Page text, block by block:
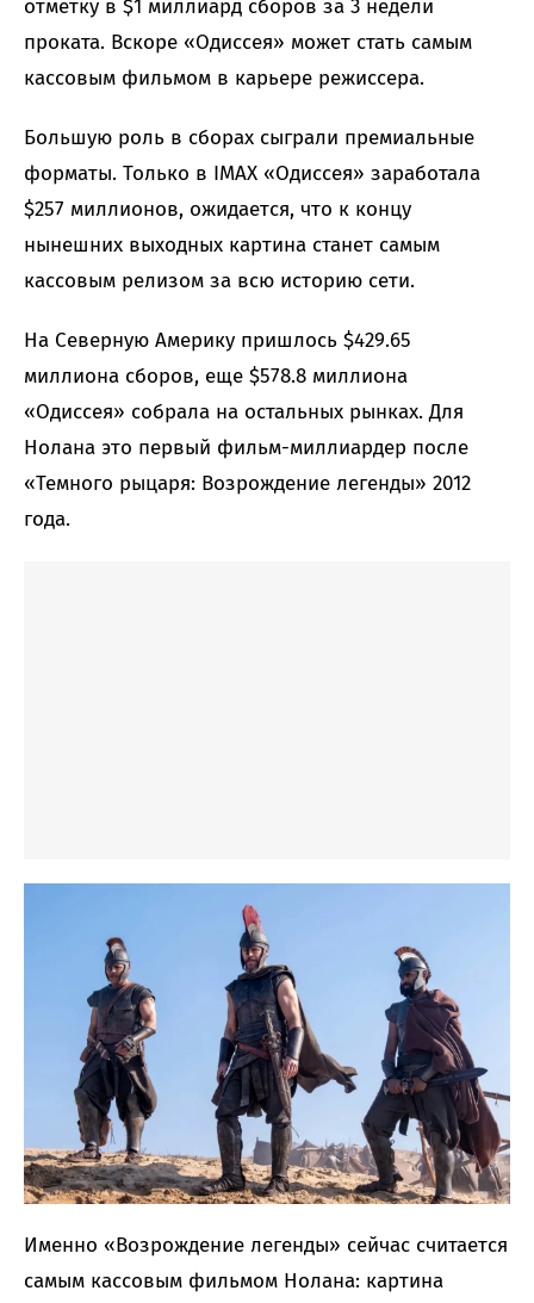
отметку в $1 миллиард сборов за 3 недели
проката. Вскоре «Одиссея» может стать самым
кассовым фильмом в карьере режиссера.
Большую роль в сборах сыграли премиальные
форматы. Только в IMAX «Одиссея» заработала
$257 миллионов, ожидается, что к концу
нынешних выходных картина станет самым
кассовым релизом за всю историю сети.
На Северную Америку пришлось $429.65
миллиона сборов, еще $578.8 миллиона
«Одиссея» собрала на остальных рынках. Для
Нолана это первый фильм-миллиардер после
«Темного рыцаря: Возрождение легенды» 2012
года.
Именно «Возрождение легенды» сейчас считается
самым кассовым фильмом Нолана: картина